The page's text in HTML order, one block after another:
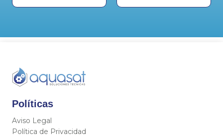
Políticas
Aviso Legal
Política de Privacidad